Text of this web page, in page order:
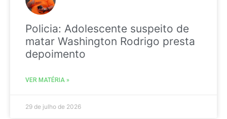
Policia: Adolescente suspeito de
matar Washington Rodrigo presta
depoimento
VER MATÉRIA »
29 de julho de 2026